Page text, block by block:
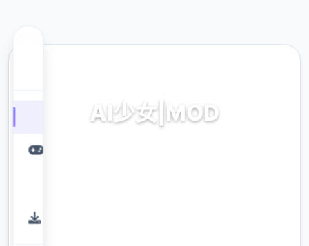
AI少女|MOD
modernisticernistic,modernisticernistic部署